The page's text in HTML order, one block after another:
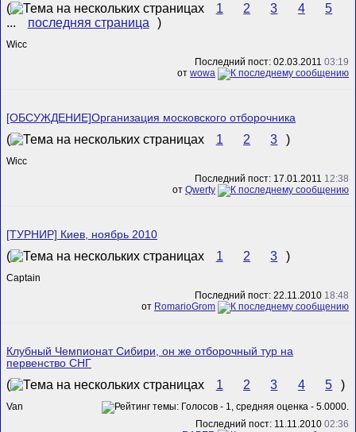
( 1 2 3 4
5
...
последняя страница )
Wicc
Последний пост: 02.03.2011 03:19
от wowa
[ОБСУЖДЕНИЕ]Организация московского отборочника
( 1 2 3 )
Wicc
Последний пост: 17.01.2011 12:38
от Qwerty
[ТУРНИР] Киев, ноябрь 2010
( 1 2 3 )
Captain
Последний пост: 22.11.2010 18:48
от RomarioGrom
Клубный Чемпионат Сибири, он же отборочный тур на
первенство СНГ
( 1 2 3 4 5 )
Van
Последний пост: 11.11.2010 02:36